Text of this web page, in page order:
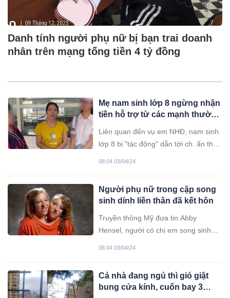
Danh tính người phụ nữ bị bạn trai doanh
nhân trên mạng tống tiền 4 tỷ đồng
Mẹ nam sinh lớp 8 ngừng nhận
tiền hỗ trợ từ các mạnh thường
Liên quan đến vụ em NHĐ, nam sinh
lớp 8 bị "tác động" dẫn tới ch. ấn th.
thường quân.
08:04 03/04/24
Người phụ nữ trong cặp song
sinh dính liền thân đã kết hôn
Truyền thông Mỹ đưa tin Abby
Hensel, người có chị em song sinh
chú ý năm 1996 khi xuất hiện trong
show truyền hình của Oprah Winfrey,
08:04 03/04/24
Cả nhà đang ngủ thì gió giật
bung cửa kính, cuốn bay 3